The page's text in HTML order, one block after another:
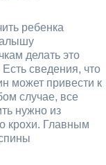
ребенка
делать это
сведения, что
может привести к
случае, все
нужно из
крохи. Главным